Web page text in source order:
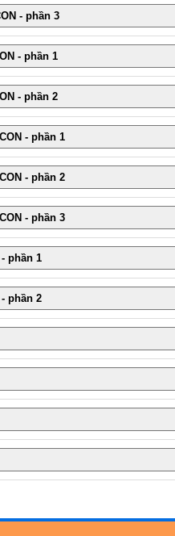
- phần 3
- phần 1
- phần 2
- phần 1
- phần 2
- phần 3
phần 1
phần 2